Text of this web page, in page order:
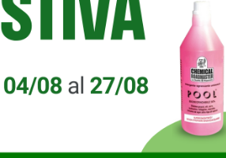
in modo efficace con